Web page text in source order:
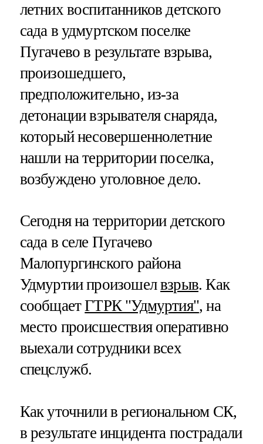
летних воспитанников детского
сада в удмуртском поселке
Пугачево в результате взрыва,
произошедшего,
предположительно, из-за
детонации взрывателя снаряда,
который несовершеннолетние
нашли на территории поселка,
возбуждено уголовное дело.
Сегодня на территории детского
сада в селе Пугачево
Малопургинского района
Удмуртии произошелвзрыв. Как
сообщаетГТРК "Удмуртия", на
место происшествия оперативно
выехали сотрудники всех
спецслужб.
Как уточнили в региональном СК,
в результате инцидента пострадали